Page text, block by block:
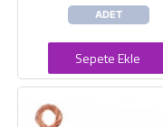
ADET
Sepete Ekle